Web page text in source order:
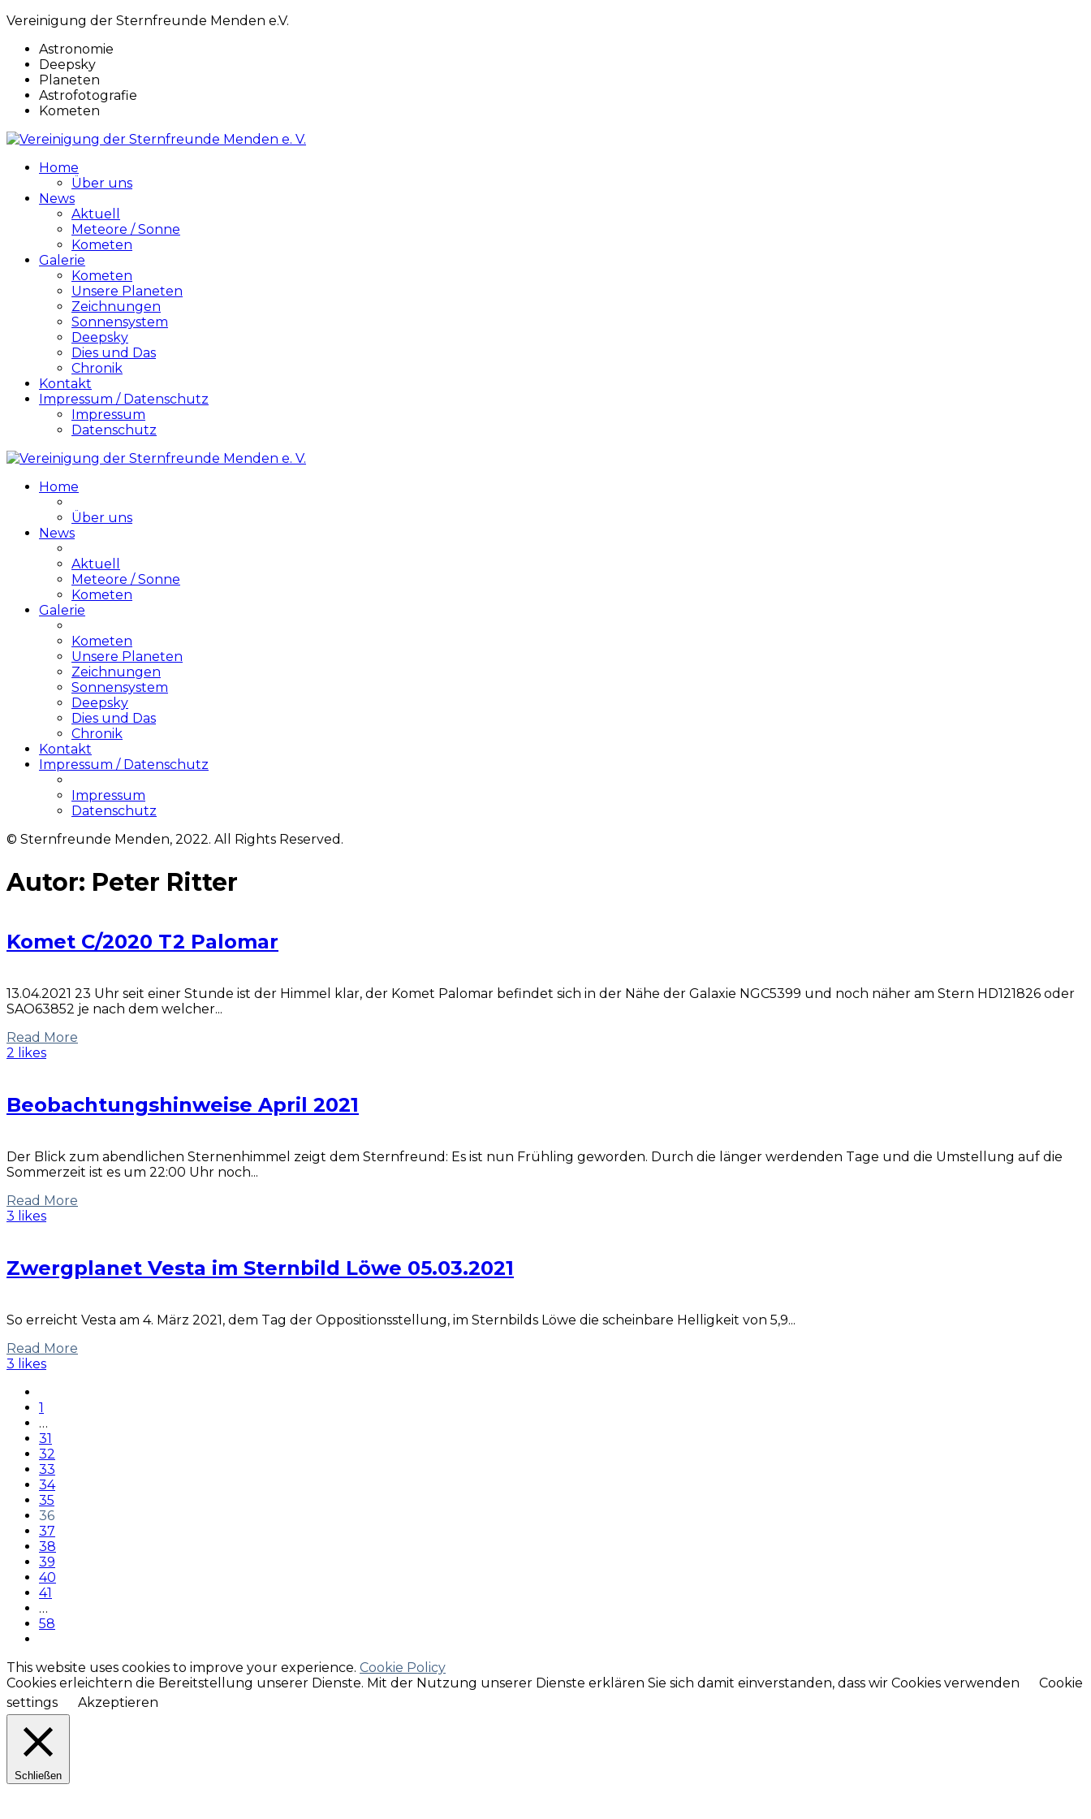
Vereinigung der Sternfreunde Menden e.V.
Astronomie
Deepsky
Planeten
Astrofotografie
Kometen
Home
Über uns
News
Aktuell
Meteore / Sonne
Kometen
Galerie
Kometen
Unsere Planeten
Zeichnungen
Sonnensystem
Deepsky
Dies und Das
Chronik
Kontakt
Impressum / Datenschutz
Impressum
Datenschutz
Home
Über uns
News
Aktuell
Meteore / Sonne
Kometen
Galerie
Kometen
Unsere Planeten
Zeichnungen
Sonnensystem
Deepsky
Dies und Das
Chronik
Kontakt
Impressum / Datenschutz
Impressum
Datenschutz
© Sternfreunde Menden, 2022. All Rights Reserved.
Autor: Peter Ritter
Komet C/2020 T2 Palomar
13.04.2021 23 Uhr seit einer Stunde ist der Himmel klar, der Komet Palomar befindet sich in der Nähe der Galaxie NGC5399 und noch näher am Stern HD121826 oder
SAO63852 je nach dem welcher...
Read More
2 likes
Beobachtungshinweise April 2021
Der Blick zum abendlichen Sternenhimmel zeigt dem Sternfreund: Es ist nun Frühling geworden. Durch die länger werdenden Tage und die Umstellung auf die
Sommerzeit ist es um 22:00 Uhr noch...
Read More
3 likes
Zwergplanet Vesta im Sternbild Löwe 05.03.2021
So erreicht Vesta am 4. März 2021, dem Tag der Oppositionsstellung, im Sternbilds Löwe die scheinbare Helligkeit von 5,9...
Read More
3 likes
1
…
31
32
33
34
35
36
37
38
39
40
41
…
58
This website uses cookies to improve your experience. Cookie Policy
Cookies erleichtern die Bereitstellung unserer Dienste. Mit der Nutzung unserer Dienste erklären Sie sich damit einverstanden, dass wir Cookies verwenden
Cookie
settings
Akzeptieren
Schließen